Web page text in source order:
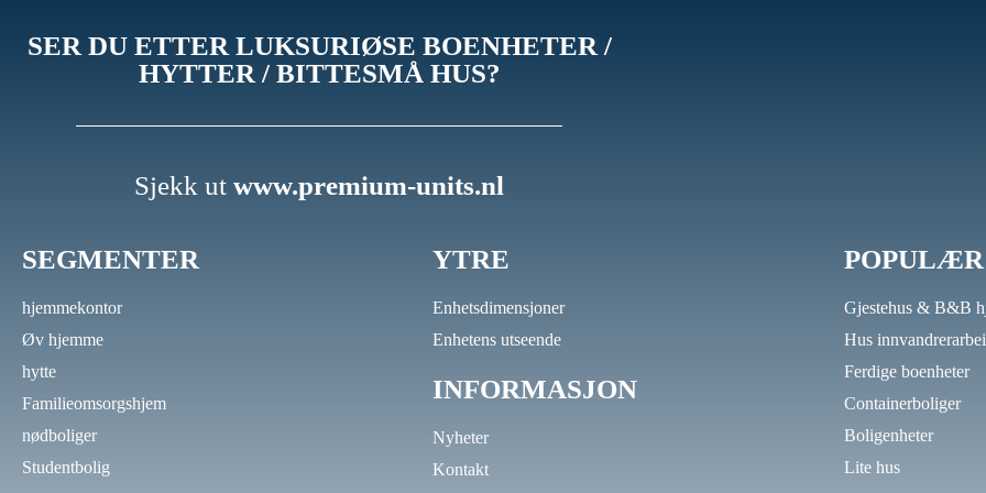
SER DU ETTER LUKSURIØSE BOENHETER /
HYTTER / BITTESMÅ HUS?
Sjekk ut www.premium-units.nl
SEGMENTER
hjemmekontor
Øv hjemme
hytte
Familieomsorgshjem
nødboliger
Studentbolig
YTRE
Enhetsdimensjoner
Enhetens utseende
INFORMASJON
Nyheter
Kontakt
POPULÆR
Gjestehus & B&B
Hus
Ferdige boenheter
Containerboliger
Boligenheter
Lite hus